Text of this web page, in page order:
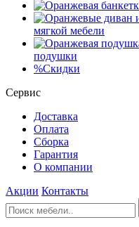
мягкой мебели
подушки
%Скидки
Сервис
Доставка
Оплата
Сборка
Гарантия
О компании
Акции Контакты